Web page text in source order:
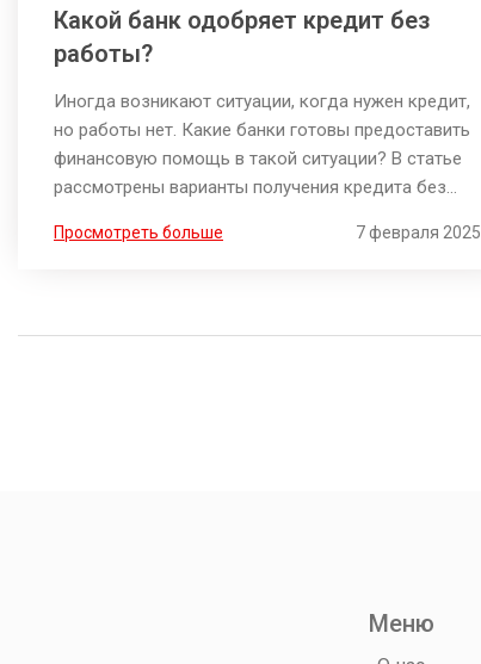
Какой банк одобряет кредит без
работы?
Иногда возникают ситуации, когда нужен кредит,
но работы нет. Какие банки готовы предоставить
финансовую помощь в такой ситуации? В статье
рассмотрены варианты получения кредита без
повысить свои шансы на одобрение и какие
Просмотреть больше 7 февраля 2025
Меню